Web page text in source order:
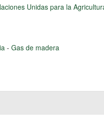
Unidas para la
- Gas de madera